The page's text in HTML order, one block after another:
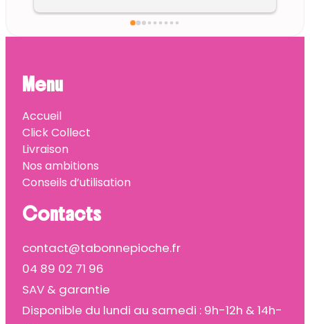
Menu
Accueil
Click Collect
Livraison
Nos ambitions
Conseils d’utilisation
Contacts
contact@tabonnepioche.fr
04 89 02 71 96
SAV & garantie
Disponible du lundi au samedi : 9h-12h & 14h-